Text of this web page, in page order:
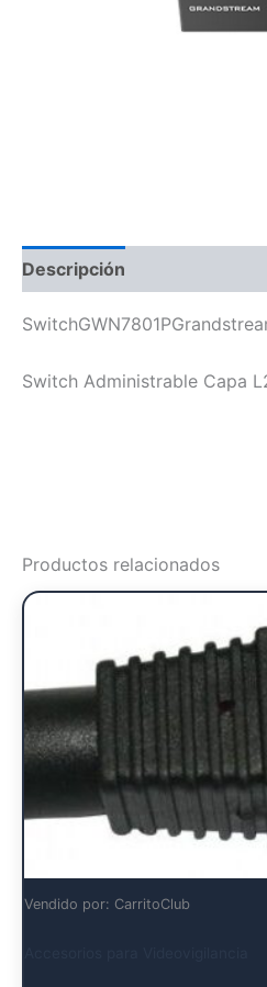
Descripción
Switch Administrable Capa
Productos relacionados
Vendido por: CarritoClub